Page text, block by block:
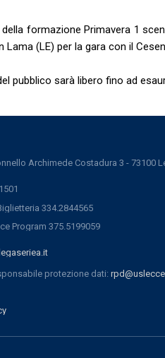
formazione Primavera 1
Lama (LE) per la gara con il
pubblico sarà libero fino ad
Archimede Costadura 3 - 73100
334.2844565
Program 375.5199059
protezione dati: